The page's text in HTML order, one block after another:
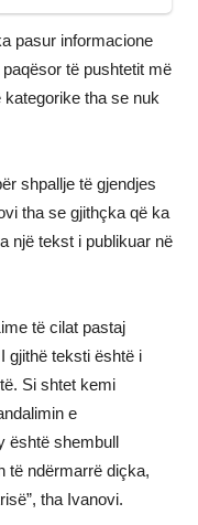
pasur informacione
të pushtetit më
tha se nuk
shpallje të gjendjes
tha se gjithçka që ka
një tekst i publikuar në
të cilat pastaj
gjithë teksti është i
Si shtet kemi
e
është shembull
të ndërmarrë diçka,
tha Ivanovi.